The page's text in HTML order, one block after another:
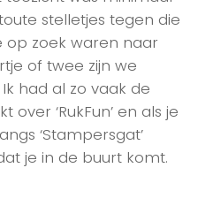
stelletjes tegen die
op zoek waren naar
of twee zijn we
had al zo vaak de
‘RukFun’ en als je
‘Stampersgat’
je in de buurt komt.